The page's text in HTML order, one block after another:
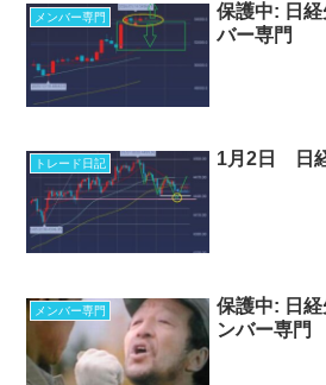
メンバー専門
保護中: 日
バー専門
トレード日記 1月2日 日
メンバー専門
保護中: 日
ンバー専門